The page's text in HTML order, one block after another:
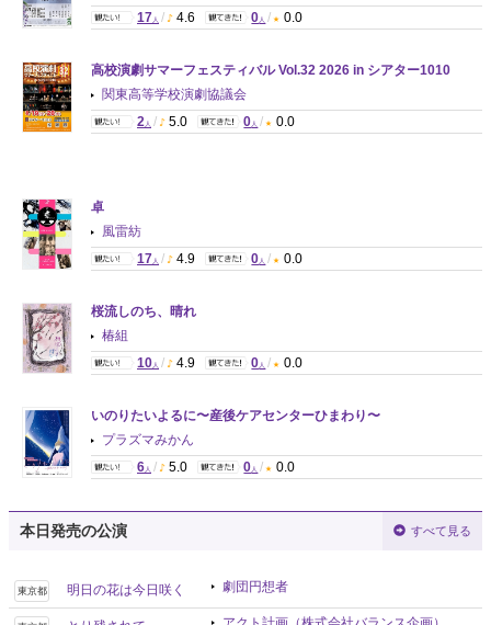
17 人 / 4.6 0 人 / 0.0
高校演劇サマーフェスティバル Vol.32 2026 in シアター1010
関東高等学校演劇協議会
2 人 / 5.0 0 人 / 0.0
卓
風雷紡
17 人 / 4.9 0 人 / 0.0
桜流しのち、晴れ
椿組
10 人 / 4.9 0 人 / 0.0
いのりたいよるに〜産後ケアセンターひまわり〜
プラズマみかん
6 人 / 5.0 0 人 / 0.0
本日発売の公演 すべて見る
東京都 明日の花は今日咲く 劇団円想者